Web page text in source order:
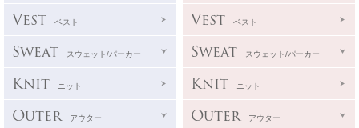
Vest ベスト
Sweat スウェット/パーカー
Knit ニット
Outer アウター
Vest ベスト
Sweat スウェット/パーカー
Knit ニット
Outer アウター